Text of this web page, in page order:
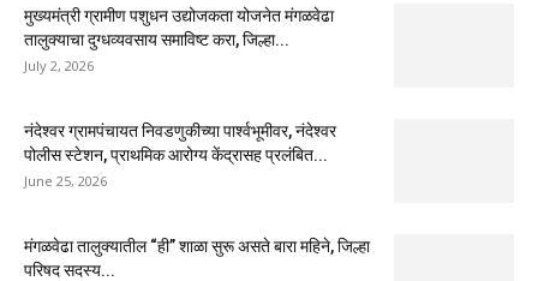
मुख्यमंत्री ग्रामीण पशुधन उद्योजकता योजनेत मंगळवेढा
तालुक्याचा दुग्धव्यवसाय समाविष्ट करा, जिल्हा...
July 2, 2026
नंदेश्वर ग्रामपंचायत निवडणुकीच्या पार्श्वभूमीवर, नंदेश्वर
पोलीस स्टेशन, प्राथमिक आरोग्य केंद्रासह प्रलंबित...
June 25, 2026
मंगळवेढा तालुक्यातील “ही” शाळा सुरू असते बारा महिने, जिल्हा
परिषद सदस्य...